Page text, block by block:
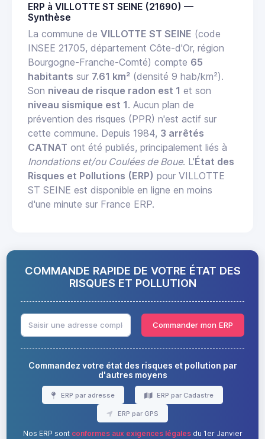
ERP à VILLOTTE ST SEINE (21690) —
Synthèse
La commune de VILLOTTE ST SEINE (code
INSEE 21705, département Côte-d'Or, région
Bourgogne-Franche-Comté) compte 65
habitants sur 7.61 km² (densité 9 hab/km²).
Son niveau de risque radon est 1 et son
niveau sismique est 1. Aucun plan de
prévention des risques (PPR) n'est actif sur
cette commune. Depuis 1984, 3 arrêtés
CATNAT ont été publiés, principalement liés à
Inondations et/ou Coulées de Boue. L'État des
Risques et Pollutions (ERP) pour VILLOTTE
ST SEINE est disponible en ligne en moins
d'une minute sur France ERP.
COMMANDE RAPIDE DE VOTRE ÉTAT DES
RISQUES ET POLLUTION
Commander mon ERP
Commandez votre état des risques et pollution par
d'autres moyens
ERP par adresse ERP par Cadastre
ERP par GPS
Nos ERP sont conformes aux exigences légalesdu 1er Janvier